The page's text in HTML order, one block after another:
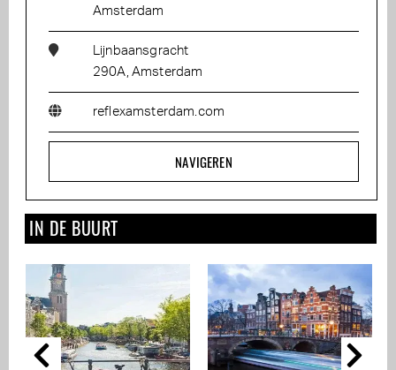
Amsterdam
Lijnbaansgracht
290A, Amsterdam
reflexamsterdam.com
NAVIGEREN
IN DE BUURT